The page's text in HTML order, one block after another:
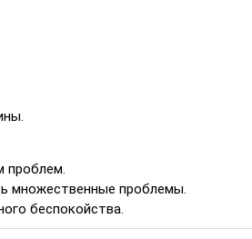
проблем.
множественные проблемы.
беспокойства.